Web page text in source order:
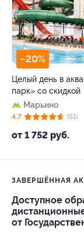
–20%
Целый день в
парк» со скидкой
Марьино
от 1 752 руб.
4.7 (51)
ЗАВЕРШЁННАЯ
Доступное
от